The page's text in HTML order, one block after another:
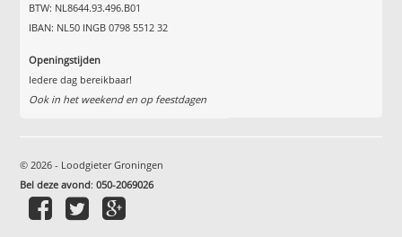
BTW: NL8644.93.496.B01
IBAN: NL50 INGB 0798 5512 32
Openingstijden
Iedere dag bereikbaar!
Ook in het weekend en op feestdagen
© 2026 - Loodgieter Groningen
Bel deze avond:050-2069026